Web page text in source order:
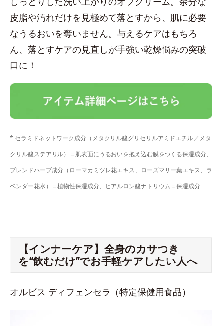
皮脂や汚れだけを見極めて落とすから、肌に必要
なうるおいを奪いません。与えるケアはもちろ
ん、落とすケアの見直しが手強い乾燥悩みの突破
口に！
* セラミドネットワーク成分（メタクリル酸グリセリルアミドエチル／メタ
クリル酸ステアリル）＝肌表面にうるおいを抱え込む膜をつくる保湿成分、
ブレンドハーブ成分（ローマカミツレ花エキス、ローズマリー葉エキス、ラ
ベンダー花水）＝植物性保湿成分、ヒアルロン酸ナトリウム＝保湿成分
【インナーケア】全身のカサつき
を“飲むだけ”でお手軽ケアしたい人へ
オルビス ディフェンセラ （特定保健用食品）